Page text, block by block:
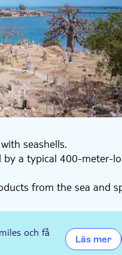
seashells.
a typical 400-meter-
from the sea and
och få
Läs mer